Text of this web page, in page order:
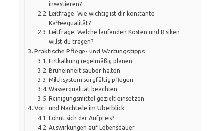
investieren?
Leitfrage: Wie wichtig ist dir konstante
Kaffeequalität?
Leitfrage: Welche laufenden Kosten und Risiken
willst du tragen?
Praktische Pflege- und Wartungstipps
Entkalkung regelmäßig planen
Brüheinheit sauber halten
Milchsystem sorgfältig pflegen
Wasserqualität beachten
Reinigungsmittel gezielt einsetzen
Vor- und Nachteile im Überblick
Lohnt sich der Aufpreis?
Auswirkungen auf Lebensdauer